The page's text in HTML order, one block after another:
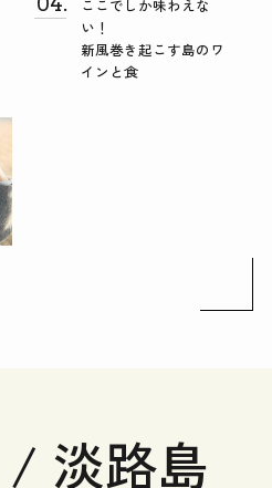
ここでしか味わえな
い！
新風巻き起こす島のワ
インと食
淡路島